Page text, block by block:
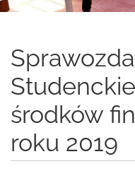
środków
roku 2019